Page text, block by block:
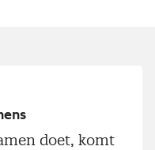
doet, komt